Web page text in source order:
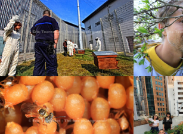
APICULTURE SUR LES
TOITS DE PARIS